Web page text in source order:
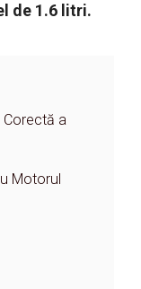
de 1.6 litri.
Corectă a
Motorul